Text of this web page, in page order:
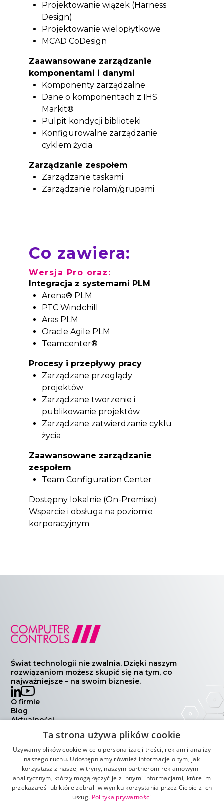
Projektowanie wiązek (Harness
Design)
Projektowanie wielopłytkowe
MCAD CoDesign
Zaawansowane zarządzanie
komponentami i danymi
Komponenty zarządzalne
Dane o komponentach z IHS
Markit®
Pulpit kondycji biblioteki
Konfigurowalne zarządzanie
cyklem życia
Zarządzanie zespołem
Zarządzanie taskami
Zarządzanie rolami/grupami
Co zawiera:
Wersja Pro oraz:
Integracja z systemami PLM
Arena® PLM
PTC Windchill
Aras PLM
Oracle Agile PLM
Teamcenter®
Procesy i przepływy pracy
Zarządzane przeglądy
projektów
Zarządzane tworzenie i
publikowanie projektów
Zarządzane zatwierdzanie cyklu
życia
Zaawansowane zarządzanie
zespołem
Team Configuration Center
Dostępny lokalnie (On-Premise)
Wsparcie i obsługa na poziomie
korporacyjnym
Świat technologii nie zwalnia. Dzięki naszym
rozwiązaniom możesz skupić się na tym, co
najważniejsze – na swoim biznesie.
O firmie
Blog
Aktualności
Polityka prywatności
Warunki handlowe
Ta strona używa plików cookie
Używamy plików cookie w celu personalizacji treści, reklam i analizy
naszego ruchu. Udostępniamy również informacje o tym, jak
korzystasz z naszej witryny, naszym partnerom reklamowym i
analitycznym, którzy mogą łączyć je z innymi informacjami, które im
przekazałeś lub które zebrali w wyniku korzystania przez Ciebie z ich
usług. Polityka prywatności